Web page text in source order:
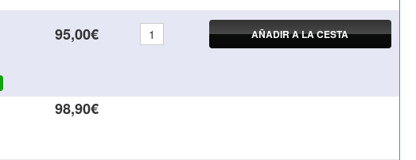
95,00€ AÑADIR A LA CESTA
98,90€